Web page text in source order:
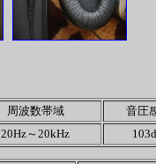
周波数帯域 音圧
20Hz～20kHz